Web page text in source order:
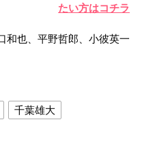
たい方はコチラ
和也、平野哲郎、小彼英一
千葉雄大